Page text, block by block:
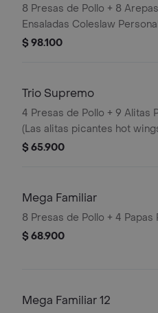
8 Presas de Pollo + 8
Ensaladas Coleslaw
Gaseosa 1,5 Litros
$ 98.100
Trio Supremo
4 Presas de Pollo + 9 Alitas
(Las alitas picantes hot
equivalen a un trozo de ala) + 1
Pequeñas + 1 Balde de Salsa
$ 65.900
Mega Familiar
8 Presas de Pollo + 4 Papas
$ 68.900
Mega Familiar 12